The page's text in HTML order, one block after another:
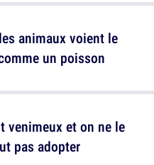
venimeux et on ne le
pas adopter
animaux voient le
un poisson